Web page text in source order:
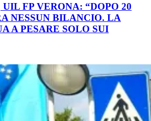
FP VERONA: “DOPO 20
NESSUN BILANCIO. LA
A PESARE SOLO SUI